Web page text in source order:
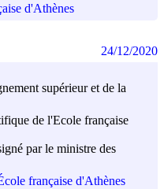
d'Athènes
supérieur et de la
de l'Ecole française
par le ministre des
française d'Athènes
24/12/2020